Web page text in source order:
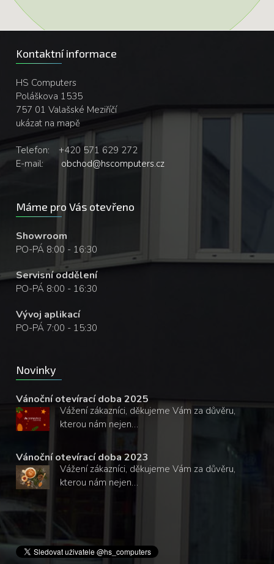
Kontaktní informace
HS Computers
Poláškova 1535
757 01 Valašské Meziříčí
ukázat na mapě
Telefon:
+420 571 629 272
E-mail:
obchod@hscomputers.cz
Máme pro Vás otevřeno
Showroom
PO-PÁ 8:00 - 16:30
Servisní oddělení
PO-PÁ 8:00 - 16:30
Vývoj aplikací
PO-PÁ 7:00 - 15:30
Novinky
Vánoční otevírací doba 2025
Vážení zákazníci, děkujeme Vám za důvěru,
kterou nám nejen…
Vánoční otevírací doba 2023
Vážení zákazníci, děkujeme Vám za důvěru,
kterou nám nejen…